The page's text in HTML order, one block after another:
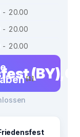
- 20.00
- 20.00
- 20.00
(BY),
[1]